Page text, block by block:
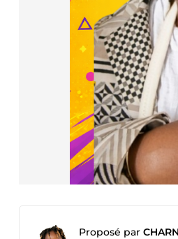
Proposé par